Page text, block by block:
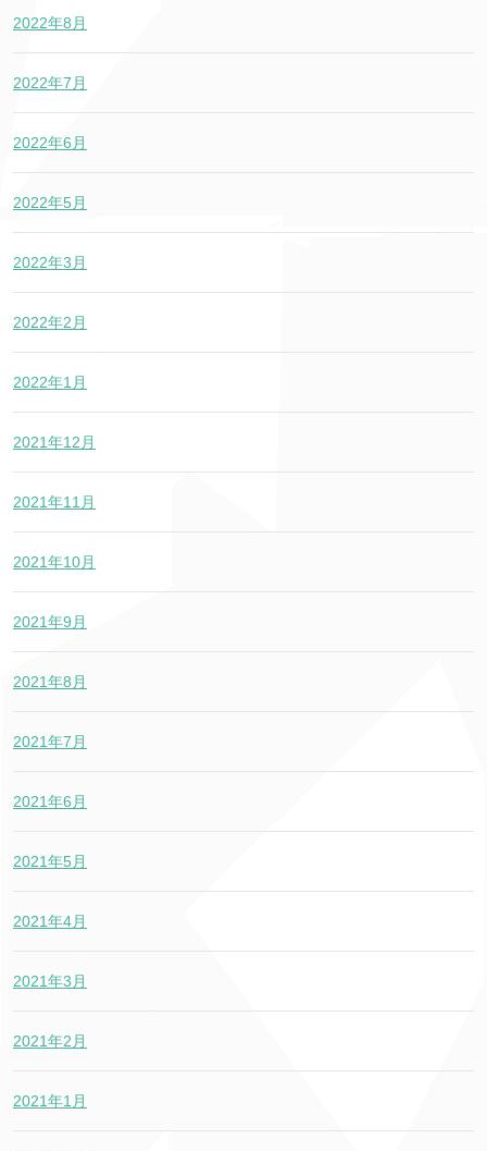
2022年8月
2022年7月
2022年6月
2022年5月
2022年3月
2022年2月
2022年1月
2021年12月
2021年11月
2021年10月
2021年9月
2021年8月
2021年7月
2021年6月
2021年5月
2021年4月
2021年3月
2021年2月
2021年1月